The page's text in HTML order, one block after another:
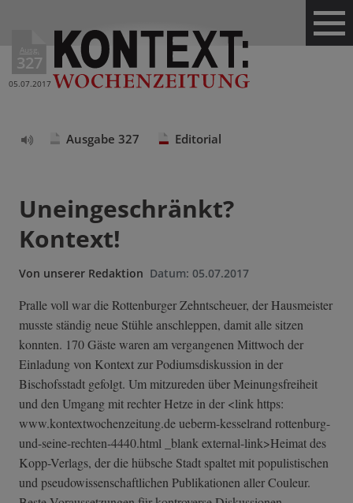
Ausg.
327
05.07.2017
Ausgabe 327 Editorial
Uneingeschränkt?
Kontext!
Von unserer Redaktion Datum: 05.07.2017
Pralle voll war die Rottenburger Zehntscheuer, der Hausmeister
musste ständig neue Stühle anschleppen, damit alle sitzen
konnten. 170 Gäste waren am vergangenen Mittwoch der
Einladung von Kontext zur Podiumsdiskussion in der
Bischofsstadt gefolgt. Um mitzureden über Meinungsfreiheit
und den Umgang mit rechter Hetze in der <link https:
www.kontextwochenzeitung.de ueberm-kesselrand rottenburg-
und-­seine-rechten-4­440.html _blank external-link>Heimat des
Kopp-Verlags, der die hübsche Stadt spaltet mit populistischen
und pseudowissenschaftlichen Publikationen aller Couleur.